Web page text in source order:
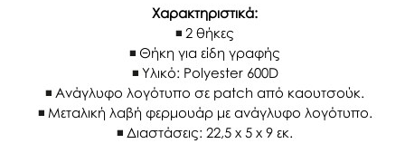
Χαρακτηριστικά:
2 θήκες
Θήκη για είδη γραφής
Υλικό: Polyester 600D
Ανάγλυφο λογότυπο σε patch από καουτσούκ.
Μεταλική λαβή φερμουάρ με ανάγλυφο λογότυπο.
Διαστάσεις: 22,5 x 5 x 9 εκ.